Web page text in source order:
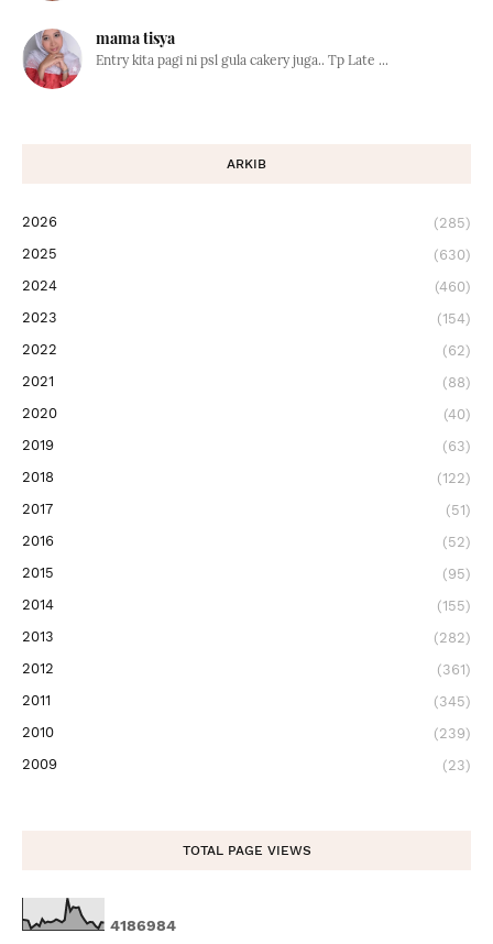
mama tisya
Entry kita pagi ni psl gula cakery juga.. Tp Late ...
ARKIB
2026
(285)
2025
(630)
2024
(460)
2023
(154)
2022
(62)
2021
(88)
2020
(40)
2019
(63)
2018
(122)
2017
(51)
2016
(52)
2015
(95)
2014
(155)
2013
(282)
2012
(361)
2011
(345)
2010
(239)
2009
(23)
TOTAL PAGE VIEWS
4186984